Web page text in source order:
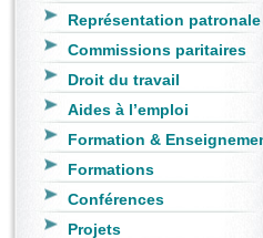
Représentation patronale
Commissions paritaires
Droit du travail
Aides à l’emploi
Formation &
Formations
Conférences
Projets